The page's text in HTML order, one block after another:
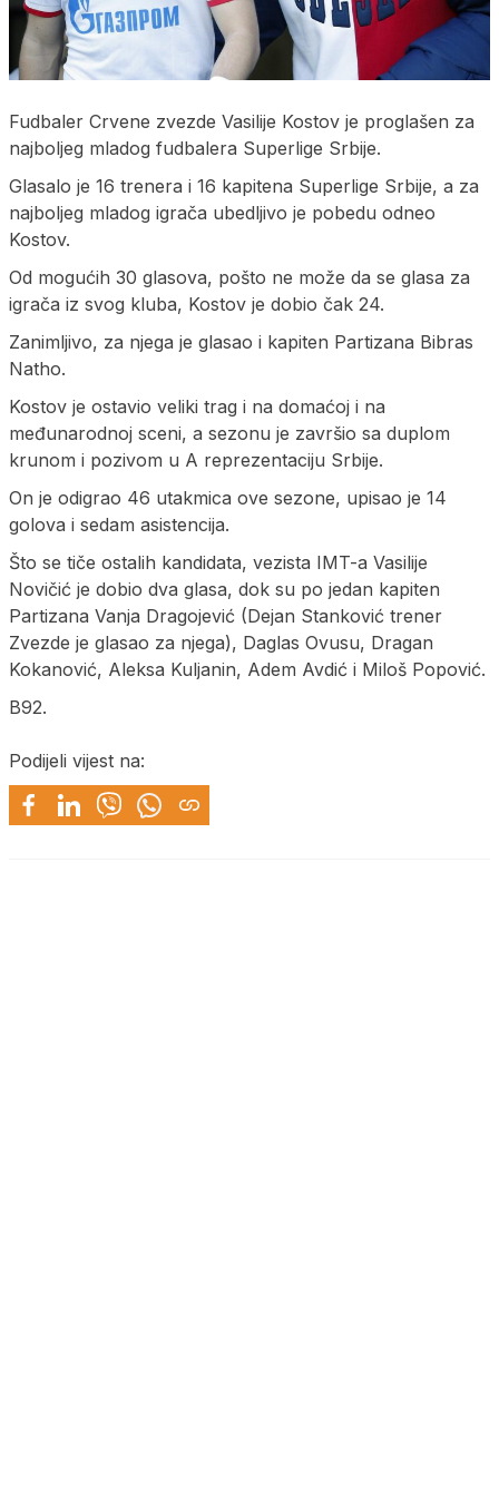
Fudbaler Crvene zvezde Vasilije Kostov je proglašen za
najboljeg mladog fudbalera Superlige Srbije.
Glasalo je 16 trenera i 16 kapitena Superlige Srbije, a za
najboljeg mladog igrača ubedljivo je pobedu odneo
Kostov.
Od mogućih 30 glasova, pošto ne može da se glasa za
igrača iz svog kluba, Kostov je dobio čak 24.
Zanimljivo, za njega je glasao i kapiten Partizana Bibras
Natho.
Kostov je ostavio veliki trag i na domaćoj i na
međunarodnoj sceni, a sezonu je završio sa duplom
krunom i pozivom u A reprezentaciju Srbije.
On je odigrao 46 utakmica ove sezone, upisao je 14
golova i sedam asistencija.
Što se tiče ostalih kandidata, vezista IMT-a Vasilije
Novičić je dobio dva glasa, dok su po jedan kapiten
Partizana Vanja Dragojević (Dejan Stanković trener
Zvezde je glasao za njega), Daglas Ovusu, Dragan
Kokanović, Aleksa Kuljanin, Adem Avdić i Miloš Popović.
B92.
Podijeli vijest na: